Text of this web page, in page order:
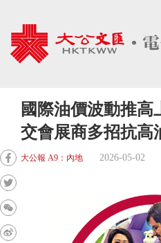
國際油價波動推高
交會展商多招抗高
大公報 A9：內地 2026-05-02